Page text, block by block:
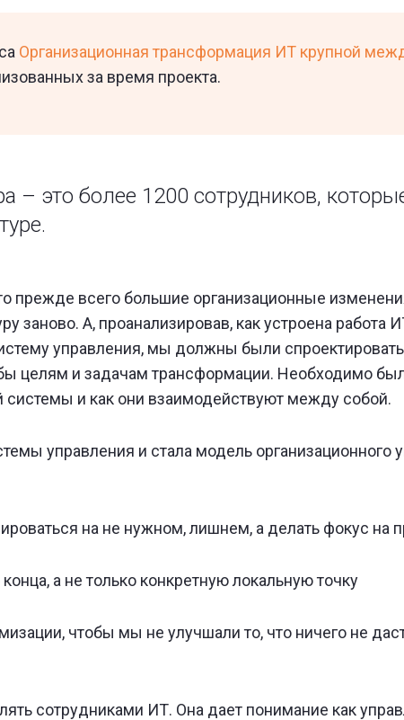
Организационная трансформация ИТ крупной
за время проекта.
– это более 1200 сотрудников,
прежде всего большие организационные
заново. А, проанализировав, как устроена работа
управления, мы должны были
целям и задачам трансформации. Необходимо
системы и как они взаимодействуют между собой.
управления и стала модель
на не нужном, лишнем, а делать фокус на
а не только конкретную локальную точку
чтобы мы не улучшали то, что ничего не
сотрудниками ИТ. Она дает понимание как